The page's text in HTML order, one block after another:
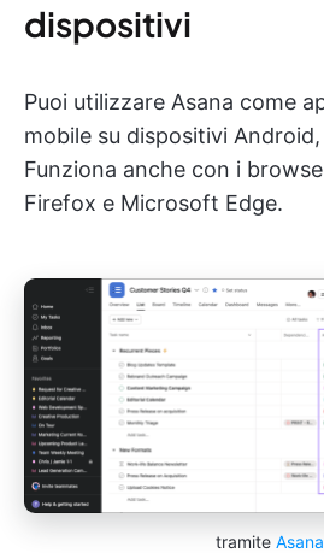
dispositivi
Puoi utilizzare Asana come
mobile su dispositivi
Funziona anche con i
Firefox e Microsoft Edge.
tramite Asana